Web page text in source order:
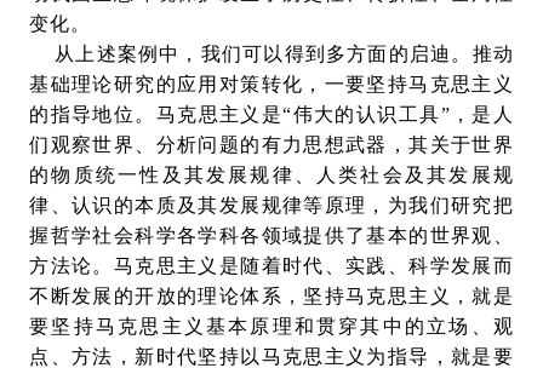
变化。
从上述案例中，我们可以得到多方面的启迪。推动
基础理论研究的应用对策转化，一要坚持马克思主义
的指导地位。马克思主义是“伟大的认识工具”，是人
们观察世界、分析问题的有力思想武器，其关于世界
的物质统一性及其发展规律、人类社会及其发展规
律、认识的本质及其发展规律等原理，为我们研究把
握哲学社会科学各学科各领域提供了基本的世界观、
方法论。马克思主义是随着时代、实践、科学发展而
不断发展的开放的理论体系，坚持马克思主义，就是
要坚持马克思主义基本原理和贯穿其中的立场、观
点、方法，新时代坚持以马克思主义为指导，就是要